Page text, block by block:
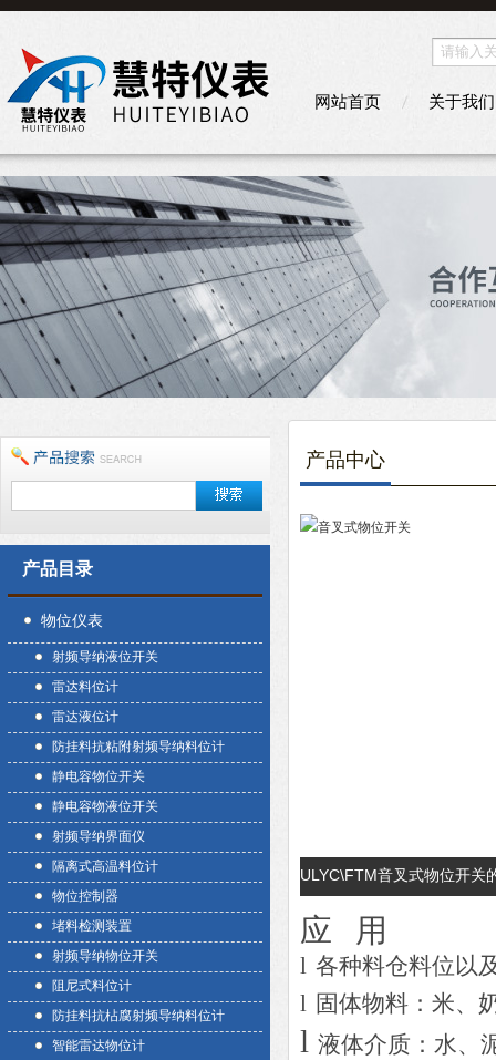
网站首页 关于我们
产品目录
物位仪表
射频导纳液位开关
雷达料位计
雷达液位计
防挂料抗粘附射频导纳料位计
静电容物位开关
静电容物液位开关
射频导纳界面仪
隔离式高温料位计
物位控制器
堵料检测装置
射频导纳物位开关
阻尼式料位计
防挂料抗枮腐射频导纳料位计
智能雷达物位计
产品中心
ULYC\FTM音叉式物位开关
l 各种料仓料位以
l 固体物料：米、
l 液体介质：水、